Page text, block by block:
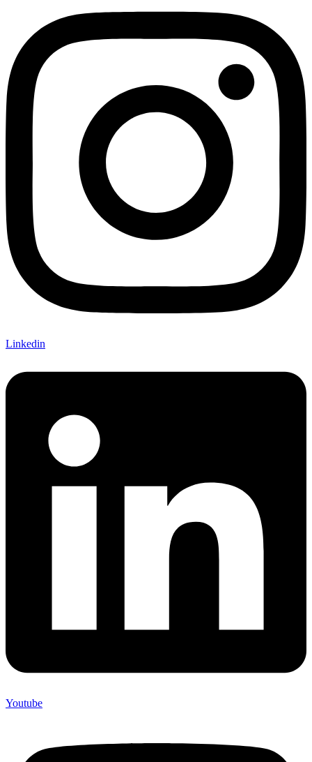
Linkedin
Youtube